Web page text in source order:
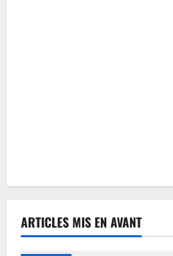
ARTICLES MIS EN AVANT